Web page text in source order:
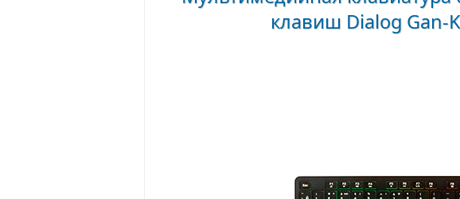
клавиш Dialog Gan-